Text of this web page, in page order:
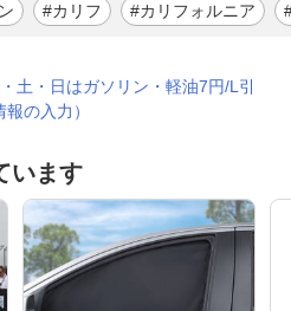
#カリフ #カリフォルニア
土・日はガソリン・軽油7円/L引
の入力）
います